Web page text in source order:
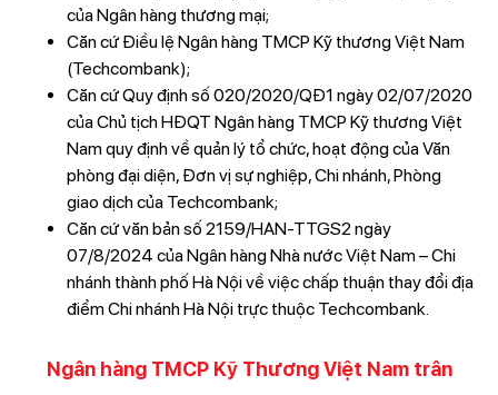
của Ngân hàng thương mại;
Căn cứ Điều lệ Ngân hàng TMCP Kỹ thương Việt Nam
(Techcombank);
Căn cứ Quy định số 020/2020/QĐ1 ngày 02/07/2020
của Chủ tịch HĐQT Ngân hàng TMCP Kỹ thương Việt
Nam quy định về quản lý tổ chức, hoạt động của Văn
phòng đại diện, Đơn vị sự nghiệp, Chi nhánh, Phòng
giao dịch của Techcombank;
Căn cứ văn bản số 2159/HAN-TTGS2 ngày
07/8/2024 của Ngân hàng Nhà nước Việt Nam – Chi
nhánh thành phố Hà Nội về việc chấp thuận thay đổi địa
điểm Chi nhánh Hà Nội trực thuộc Techcombank.
Ngân hàng TMCP Kỹ Thương Việt Nam trân